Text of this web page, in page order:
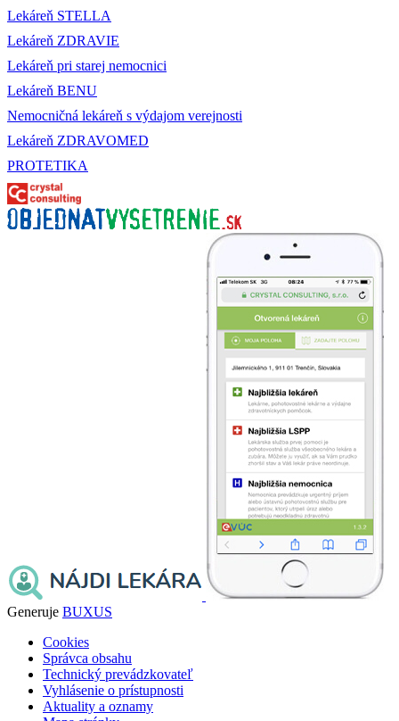
Lekáreň STELLA
Lekáreň ZDRAVIE
Lekáreň pri starej nemocnici
Lekáreň BENU
Nemocničná lekáreň s výdajom verejnosti
Lekáreň ZDRAVOMED
PROTETIKA
Generuje BUXUS
Cookies
Správca obsahu
Technický prevádzkovateľ
Vyhlásenie o prístupnosti
Aktuality a oznamy